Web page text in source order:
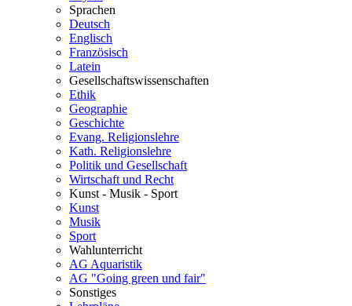
Sprachen
Deutsch
Englisch
Französisch
Latein
Gesellschaftswissenschaften
Ethik
Geographie
Geschichte
Evang. Religionslehre
Kath. Religionslehre
Politik und Gesellschaft
Wirtschaft und Recht
Kunst - Musik - Sport
Kunst
Musik
Sport
Wahlunterricht
AG Aquaristik
AG "Going green und fair"
Sonstiges